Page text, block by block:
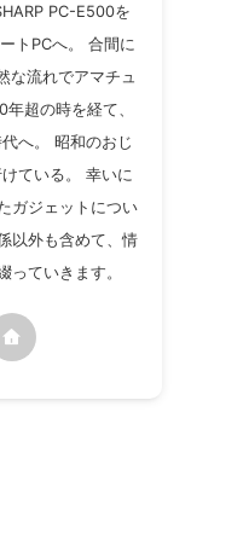
PC-E500を
トPCへ。 合間に
な流れでアマチュ
超の時を経て、
へ。 昭和のおじ
ている。 幸いに
ガジェットについ
以外も含めて、情
っていきます。